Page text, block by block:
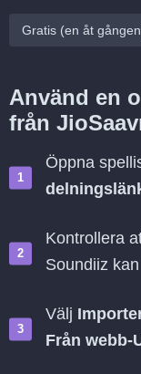
Gratis (en åt
Använd en
från
Öppna
Kontrollera
Soundiiz
Välj
Från webb-